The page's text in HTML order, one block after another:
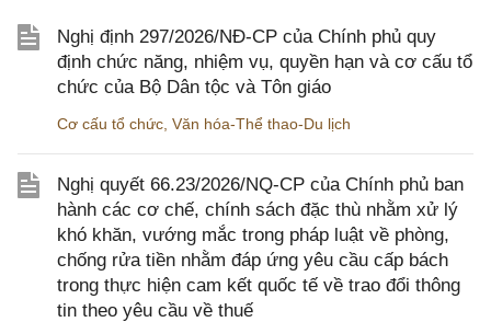
Nghị định 297/2026/NĐ-CP của Chính phủ quy
định chức năng, nhiệm vụ, quyền hạn và cơ cấu tổ
chức của Bộ Dân tộc và Tôn giáo
Cơ cấu tổ chức Văn hóa-Thể thao-Du lịch
Nghị quyết 66.23/2026/NQ-CP của Chính phủ ban
hành các cơ chế, chính sách đặc thù nhằm xử lý
khó khăn, vướng mắc trong pháp luật về phòng,
chống rửa tiền nhằm đáp ứng yêu cầu cấp bách
trong thực hiện cam kết quốc tế về trao đổi thông
tin theo yêu cầu về thuế